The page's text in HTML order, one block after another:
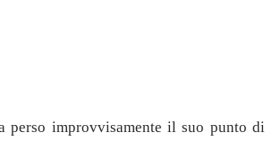
perso improvvisamente il suo punto di